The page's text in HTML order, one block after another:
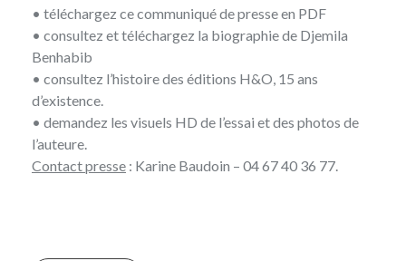
• téléchargez ce communiqué de presseen PDF
• consultez et téléchargez la biographie de Djemila
Benhabib
• consultez l’histoire des éditions H&O, 15 ans
d’existence.
• demandez les visuels HD de l’essai et des photos de
l’auteure.
Contact presse : Karine Baudoin – 04 67 40 36 77.